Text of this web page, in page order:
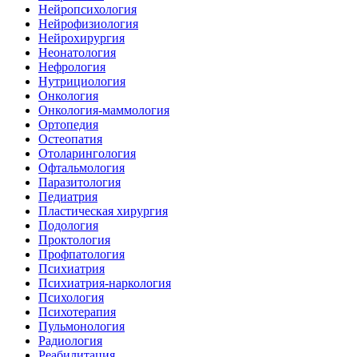
Нейропсихология
Нейрофизиология
Нейрохирургия
Неонатология
Нефрология
Нутрициология
Онкология
Онкология-маммология
Ортопедия
Остеопатия
Отоларингология
Офтальмология
Паразитология
Педиатрия
Пластическая хирургия
Подология
Проктология
Профпатология
Психиатрия
Психиатрия-наркология
Психология
Психотерапия
Пульмонология
Радиология